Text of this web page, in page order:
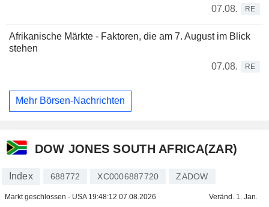
07.08.
RE
Afrikanische Märkte - Faktoren, die am 7. August im Blick
stehen
07.08.
RE
Mehr Börsen-Nachrichten
DOW JONES SOUTH AFRICA(ZAR)
Index 688772 XC0006887720 ZADOW
Markt geschlossen - USA 19:48:12 07.08.2026 Veränd. 1. Jan.